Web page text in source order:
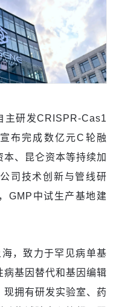
主研发CRISPR-Cas1
布完成数亿元C轮融
、昆仑资本等持续加
司技术创新与管线研
GMP中试生产基地建
，致力于罕见病单基
病基因替代和基因编辑
拥有研发实验室、药